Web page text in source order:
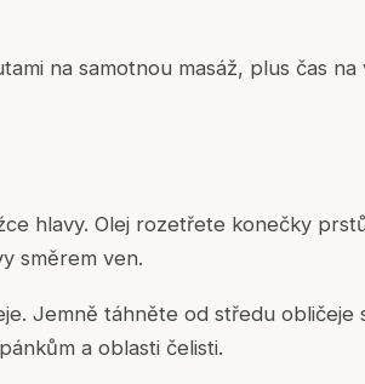
na samotnou masáž, plus čas
hlavy. Olej rozetřete konečky
směrem ven.
Jemně táhněte od středu obličeje
a oblasti čelisti.